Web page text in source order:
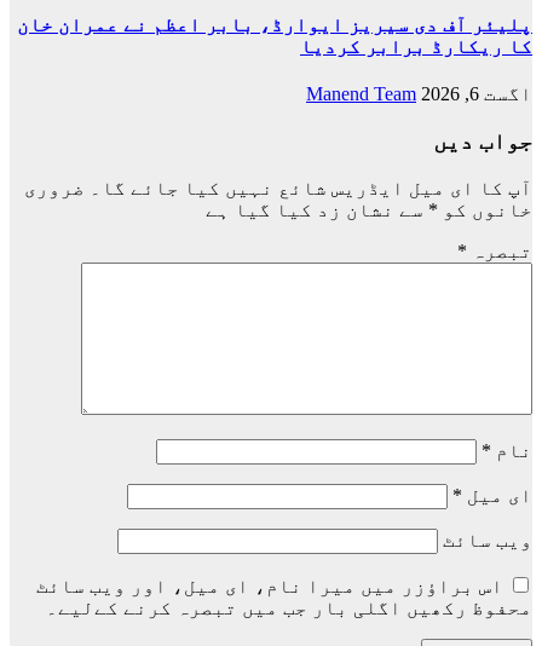
پلیئر آف دی سیریز ایوارڈ، بابر اعظم نے عمران خان
کا ریکارڈ برابر کردیا
اگست 6, 2026 Manend Team
جواب دیں
آپ کا ای میل ایڈریس شائع نہیں کیا جائے گا۔
ضروری
خانوں کو * سے نشان زد کیا گیا ہے
تبصرہ *
نام *
ای میل *
ویب‌ سائٹ
اس براؤزر میں میرا نام، ای میل، اور ویب سائٹ
محفوظ رکھیں اگلی بار جب میں تبصرہ کرنے کےلیے۔